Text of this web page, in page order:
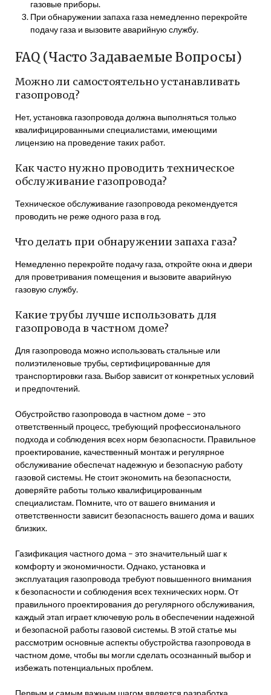
газовые приборы.
При обнаружении запаха газа немедленно перекройте
подачу газа и вызовите аварийную службу.
FAQ (Часто Задаваемые Вопросы)
Можно ли самостоятельно устанавливать
газопровод?
Нет, установка газопровода должна выполняться только
квалифицированными специалистами, имеющими
лицензию на проведение таких работ.
Как часто нужно проводить техническое
обслуживание газопровода?
Техническое обслуживание газопровода рекомендуется
проводить не реже одного раза в год.
Что делать при обнаружении запаха газа?
Немедленно перекройте подачу газа, откройте окна и двери
для проветривания помещения и вызовите аварийную
газовую службу.
Какие трубы лучше использовать для
газопровода в частном доме?
Для газопровода можно использовать стальные или
полиэтиленовые трубы, сертифицированные для
транспортировки газа. Выбор зависит от конкретных условий
и предпочтений.
Обустройство газопровода в частном доме – это
ответственный процесс, требующий профессионального
подхода и соблюдения всех норм безопасности. Правильное
проектирование, качественный монтаж и регулярное
обслуживание обеспечат надежную и безопасную работу
газовой системы. Не стоит экономить на безопасности,
доверяйте работы только квалифицированным
специалистам. Помните, что от вашего внимания и
ответственности зависит безопасность вашего дома и ваших
близких.
Газификация частного дома – это значительный шаг к
комфорту и экономичности. Однако, установка и
эксплуатация газопровода требуют повышенного внимания
к безопасности и соблюдения всех технических норм. От
правильного проектирования до регулярного обслуживания,
каждый этап играет ключевую роль в обеспечении надежной
и безопасной работы газовой системы. В этой статье мы
рассмотрим основные аспекты обустройства газопровода в
частном доме, чтобы вы могли сделать осознанный выбор и
избежать потенциальных проблем.
Первым и самым важным шагом является разработка